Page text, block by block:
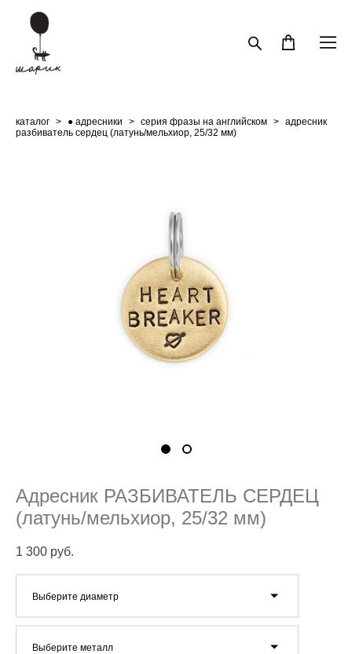
каталог > ● адресники > серия фразы на английском > адресник
разбиватель сердец (латунь/мельхиор, 25/32 мм)
Адресник РАЗБИВАТЕЛЬ СЕРДЕЦ
(латунь/мельхиор, 25/32 мм)
1 300 pуб.
Выберите диаметр
Выберите металл